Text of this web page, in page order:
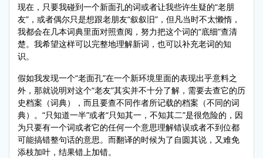
现在，只要我碰到一个新面孔的词或者让我些许生疑的“老朋
友”，或者偶尔只是想跟老朋友“叙叙旧”，但凡当时不太懒惰，
我都会在几本词典里面对照查阅，努力把这个词的“底细”查清
楚。我希望这样可以完整地理解新词，也可以补充老词的知
识。
假如我发现一个“老面孔”在一个新环境里面的表现出乎意料之
外，那就说明对这个“老友”其实并不十分了解，需要去查它的历
史档案（词典），而且要查不同作者所记载的档案（不同的词
典）。“只知道一半”或者“只知其一，不知其二”是很危险的，因
为只要有一个词或者它的任何一个意思理解错误或者不到位都
可能搞错整句话的意思。而翻译的时候为了自圆其说，又难免
添枝加叶，结果错上加错。